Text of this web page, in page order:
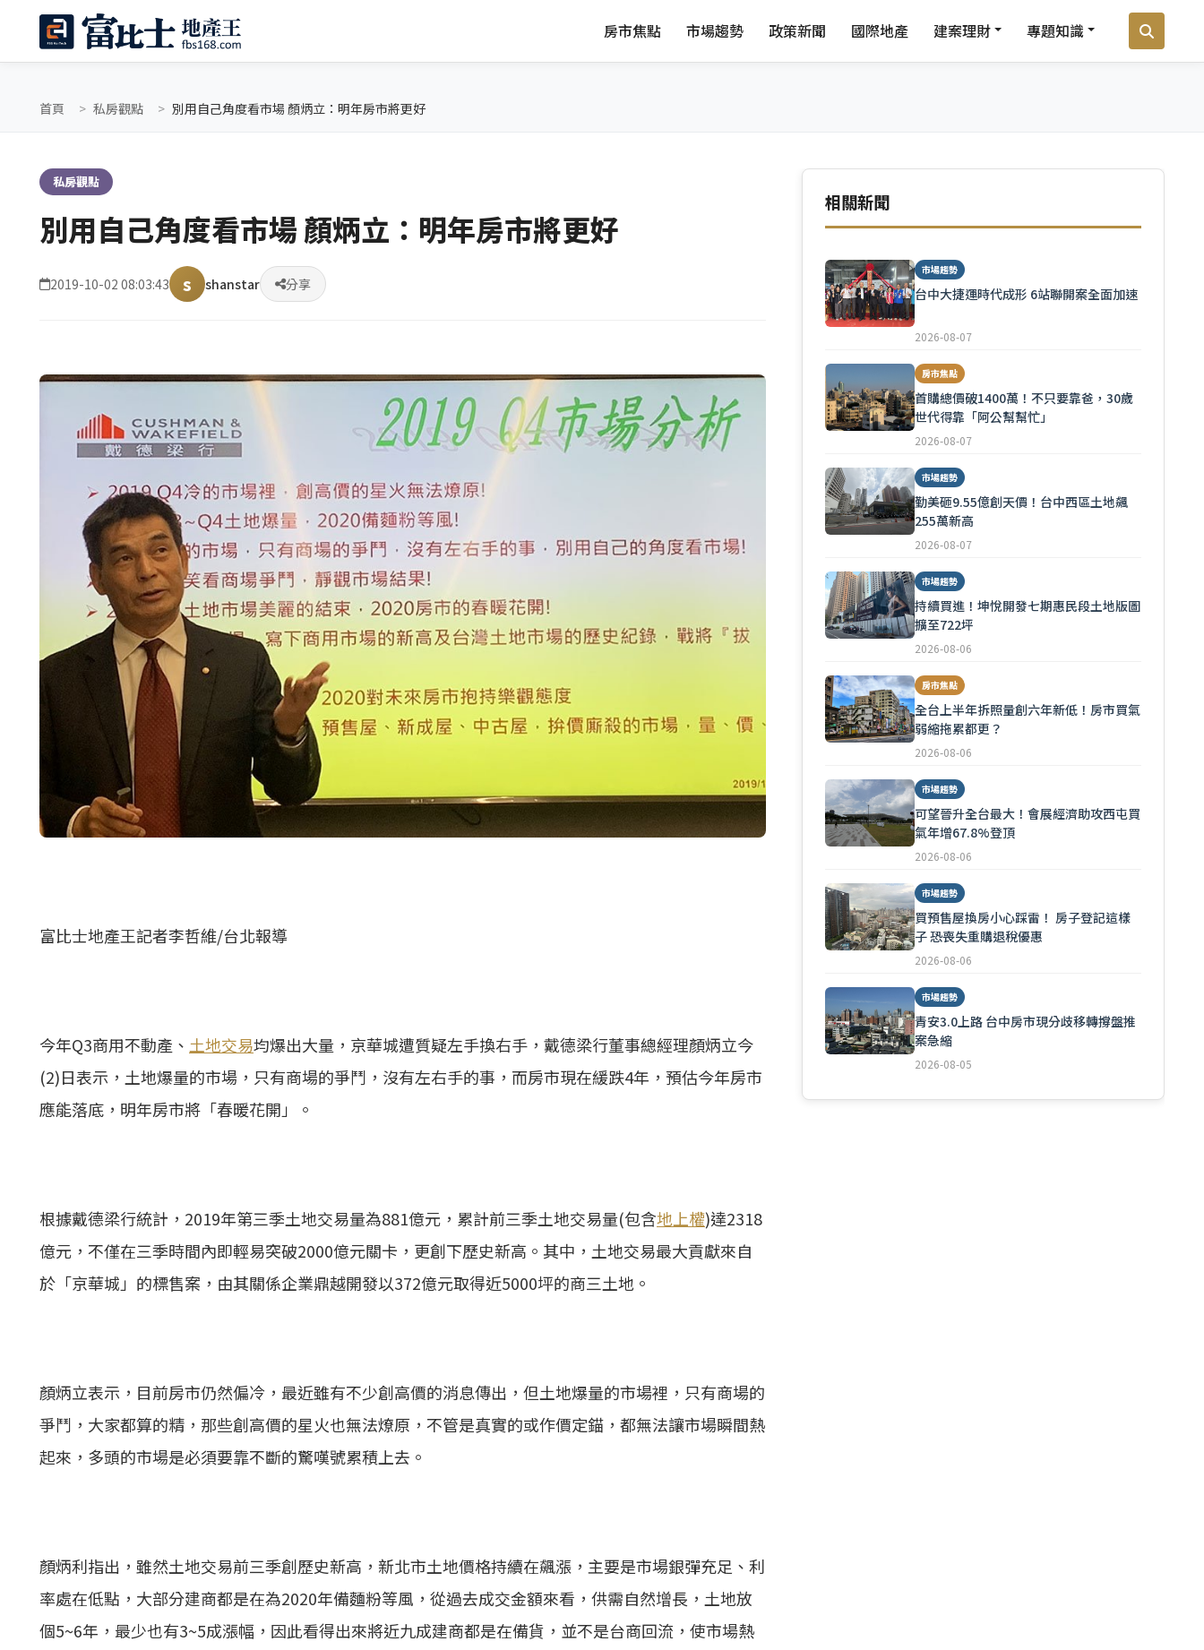
房市焦點 市場趨勢 政策新聞 國際地產 建案理財 專題知識
首頁 私房觀點 別用自己角度看市場 顏炳立：明年房市將更好
私房觀點
別用自己角度看市場 顏炳立：明年房市將更好
2019-10-02 08:03:43 s shanstar 分享
富比士地產王記者李哲維/台北報導
今年Q3商用不動產、 土地交易均爆出大量，京華城遭質疑左手換右手，戴德梁行董事總經理顏炳立今
(2)日表示，土地爆量的市場，只有商場的爭鬥，沒有左右手的事，而房市現在緩跌4年，預估今年房市
應能落底，明年房市將「春暖花開」。
根據戴德梁行統計，2019年第三季土地交易量為881億元，累計前三季土地交易量(包含地上權)達2318
億元，不僅在三季時間內即輕易突破2000億元關卡，更創下歷史新高。其中， 土地交易最大貢獻來自
於「京華城」的標售案，由其關係企業鼎越開發以372億元取得近5000坪的商三土地。
顏炳立表示，目前房市仍然偏冷，最近雖有不少創高價的消息傳出，但土地爆量的市場裡，只有商場的
爭鬥，大家都算的精，那些創高價的星火也無法燎原，不管是真實的或作價定錨，都無法讓市場瞬間熱
起來，多頭的市場是必須要靠不斷的驚嘆號累積上去。
顏炳利指出，雖然土地交易前三季創歷史新高，新北市土地價格持續在飆漲，主要是市場銀彈充足、利
率處在低點，大部分建商都是在為2020年備麵粉等風，從過去成交金額來看，供需自然增長，土地放
個5~6年，最少也有3~5成漲幅，因此看得出來將近九成建商都是在備貨，並不是台商回流，使市場熱
相關新聞
市場趨勢
台中大捷運時代成形 6站聯開案全面加速
2026-08-07
房市焦點
首購總價破1400萬！不只要靠爸，30歲
世代得靠「阿公幫幫忙」
2026-08-07
市場趨勢
勤美砸9.55億創天價！台中西區土地飆
255萬新高
2026-08-07
市場趨勢
持續買進！坤悅開發七期惠民段土地版圖
擴至722坪
2026-08-06
房市焦點
全台上半年拆照量創六年新低！房市買氣
弱縮拖累都更？
2026-08-06
市場趨勢
可望晉升全台最大！會展經濟助攻西屯買
氣年增67.8%登頂
2026-08-06
市場趨勢
買預售屋換房小心踩雷！ 房子登記這樣
子 恐喪失重購退稅優惠
2026-08-06
市場趨勢
青安3.0上路 台中房市現分歧移轉撐盤推
案急縮
2026-08-05